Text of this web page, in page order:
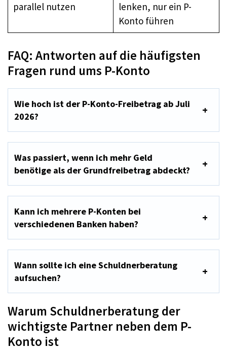
parallel nutzen
lenken, nur ein P-
Konto führen
FAQ: Antworten auf die häufigsten
Fragen rund ums P-Konto
Wie hoch ist der P-Konto-Freibetrag ab Juli
2026?
Was passiert, wenn ich mehr Geld
benötige als der Grundfreibetrag abdeckt?
Kann ich mehrere P-Konten bei
verschiedenen Banken haben?
Wann sollte ich eine Schuldnerberatung
aufsuchen?
Warum Schuldnerberatung der
wichtigste Partner neben dem P-
Konto ist